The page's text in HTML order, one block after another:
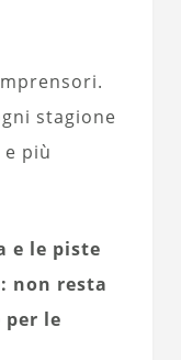
stagione
più
e le piste
non resta
le